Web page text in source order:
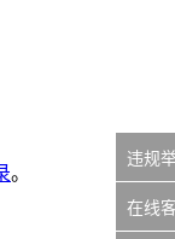
。
违规
在线